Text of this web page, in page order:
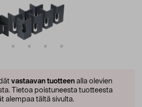
vastaavan tuotteenalla olevien
Tietoa poistuneesta tuotteesta
alempaa tältä sivulta.